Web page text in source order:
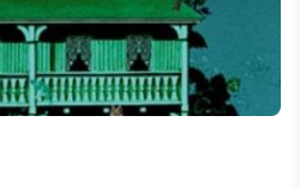
Adam
życie na morzu